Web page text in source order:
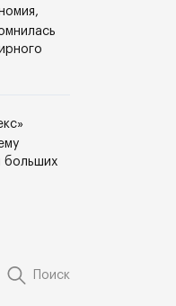
больших
Поиск